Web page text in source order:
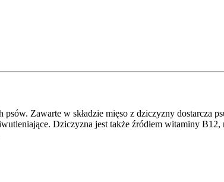
Zawarte w składzie mięso z dziczyzny dostarcza
Dziczyzna jest także źródłem witaminy